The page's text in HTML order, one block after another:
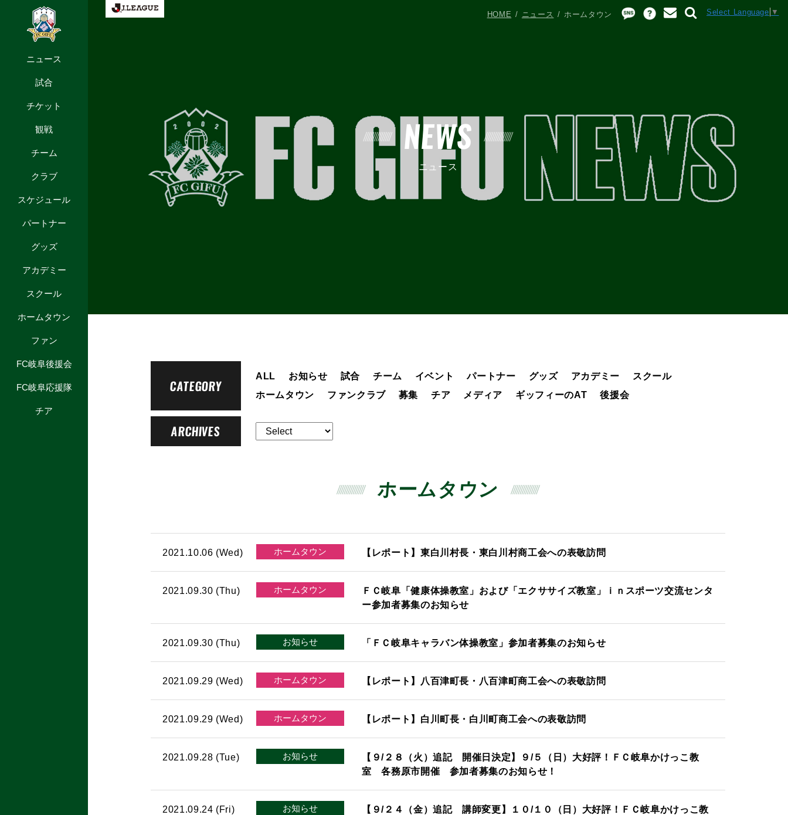
ニュース
試合
チケット
観戦
チーム
クラブ
スケジュール
パートナー
グッズ
アカデミー
スクール
ホームタウン
ファン
FC岐阜後援会
FC岐阜応援隊
チア
Select Language ▼
NEWS
ニュース
HOME ニュース ホームタウン
CATEGORY
ALL お知らせ 試合 チーム イベント パートナー グッズ アカデミー
スクール
ホームタウン
ファンクラブ 募集 チア メディア ギッフィーのAT 後援会
ARCHIVES
ホームタウン
2021.10.06 (Wed) ホームタウン 【レポート】東白川村長・東白川村商工会への表敬訪問
2021.09.30 (Thu) ホームタウン
ＦＣ岐阜「健康体操教室」および「エクササイズ教室」ｉｎスポーツ交流センタ
ー参加者募集のお知らせ
2021.09.30 (Thu) お知らせ 「ＦＣ岐阜キャラバン体操教室」参加者募集のお知らせ
2021.09.29 (Wed) ホームタウン 【レポート】八百津町長・八百津町商工会への表敬訪問
2021.09.29 (Wed) ホームタウン 【レポート】白川町長・白川町商工会への表敬訪問
2021.09.28 (Tue) お知らせ
【９/２８（火）追記 開催日決定】９/５（日）大好評！ＦＣ岐阜かけっこ教
室 各務原市開催 参加者募集のお知らせ！
2021.09.24 (Fri) お知らせ
【９/２４（金）追記 講師変更】１０/１０（日）大好評！ＦＣ岐阜かけっこ教